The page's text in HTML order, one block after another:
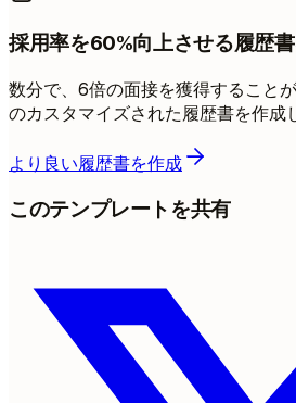
採用率を60%向上させる履歴
数分で、6倍の面接を獲得すること
のカスタマイズされた履歴書を作成
より良い履歴書を作成
このテンプレートを共有